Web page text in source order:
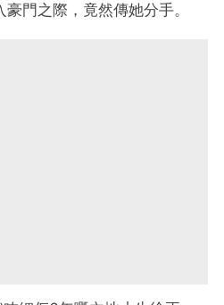
門之際，竟然傳她分手。